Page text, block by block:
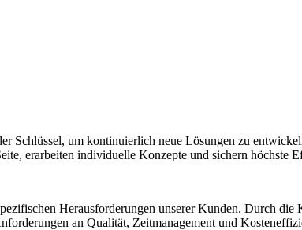
Schlüssel, um kontinuierlich neue Lösungen zu
erarbeiten individuelle Konzepte und sichern höchste
Herausforderungen unserer Kunden. Durch die
an Qualität, Zeitmanagement und